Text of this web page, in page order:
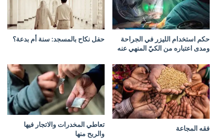
إ
ج
ل
م
ن
ت
ه
ة
حكم استخدام الليزر في الجراحة
ومدى اعتباره من الكيّ المنهي عنه
حفل نكاح بالمسجد: سنة أم بدعة؟
فقه المجاعة
تعاطي المخدرات والاتجار فيها
والربح منها